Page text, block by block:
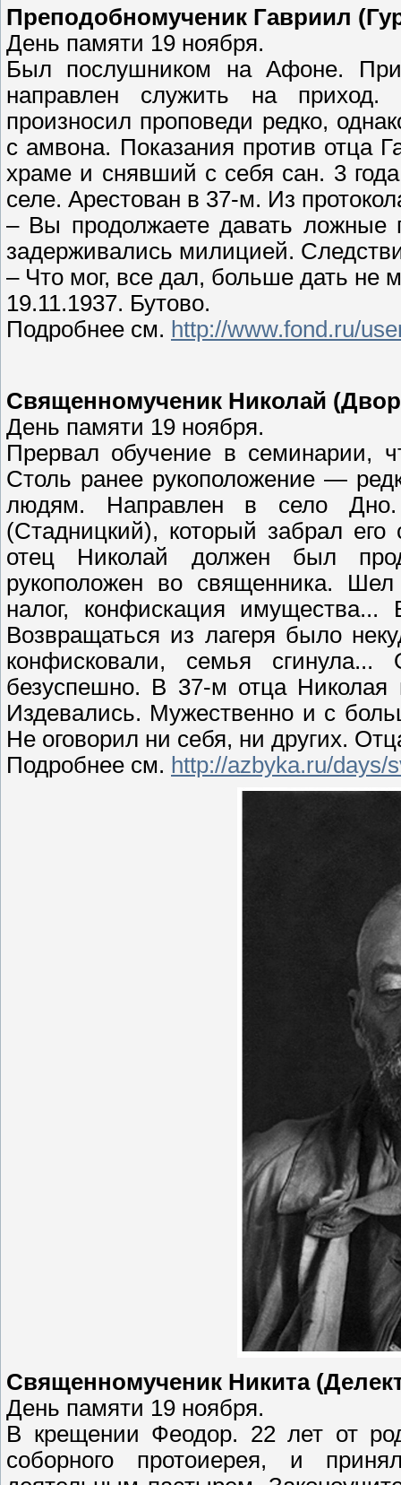
Преподобномученик Гавриил
День памяти 19 ноября.
Был послушником на Афоне.
направлен служить на
произносил проповеди редко,
с амвона. Показания против отца
храме и снявший с себя сан. 3
селе. Арестован в 37-м. Из
– Вы продолжаете давать ложные
задерживались милицией.
– Что мог, все дал, больше дать не
19.11.1937. Бутово.
Подробнее см. http://www.fond.ru/
Священномученик Николай
День памяти 19 ноября.
Прервал обучение в семинарии,
Столь ранее рукоположение —
людям. Направлен в село
(Стадницкий), который забрал
отец Николай должен был
рукоположен во священника.
налог, конфискация
Возвращаться из лагеря было
конфисковали, семья
безуспешно. В 37-м отца Николая
Издевались. Мужественно и с
Не оговорил ни себя, ни других.
Подробнее см. http://azbyka.ru/days/
Священномученик Никита
День памяти 19 ноября.
В крещении Феодор. 22 лет от
соборного протоиерея, и